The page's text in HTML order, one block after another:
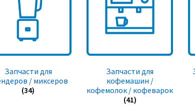
Запчасти для
/ миксеров
(34)
Запчасти для
кофемашин /
кофемолок / кофеварок
(41)